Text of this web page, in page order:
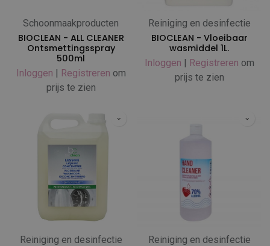
Schoonmaakproducten
BIOCLEAN - ALL CLEANER
Ontsmettingsspray
500ml
Inloggen | Registreren om
prijs te zien
Reiniging en desinfectie
BIOCLEAN - Vloeibaar
wasmiddel 1L.
Inloggen | Registreren om
prijs te zien
Reiniging en desinfectie Reiniging en desinfectie